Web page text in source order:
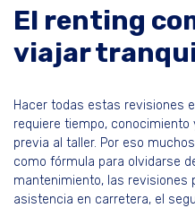
El renting
viajar
Hacer todas estas revisiones
requiere tiempo,
previa al taller. Por eso
como fórmula para olvidarse
mantenimiento, las revisiones
asistencia en carretera, el